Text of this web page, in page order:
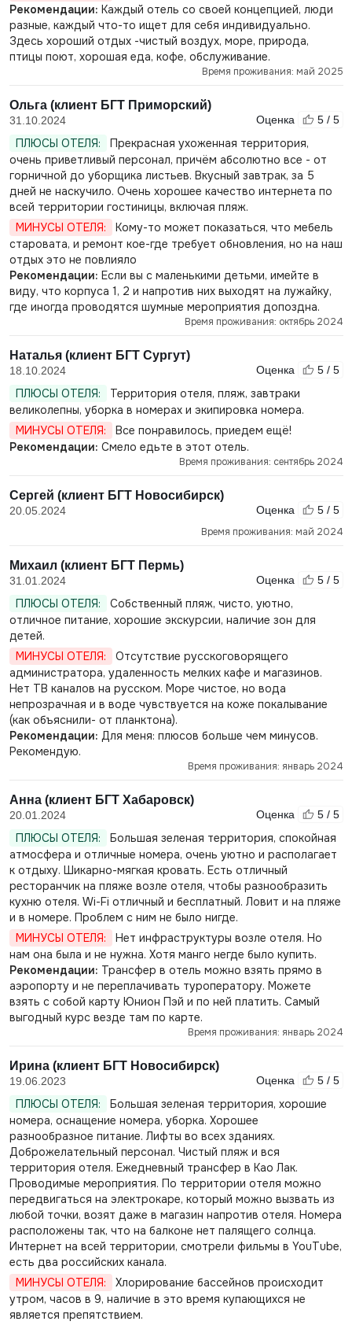
Рекомендации: Каждый отель со своей концепцией, люди
разные, каждый что-то ищет для себя индивидуально.
Здесь хороший отдых -чистый воздух, море, природа,
птицы поют, хорошая еда, кофе, обслуживание.
Время проживания: май 2025
Ольга (клиент БГТ Приморский)
31.10.2024 Оценка 5 / 5
ПЛЮСЫ ОТЕЛЯ:
Прекрасная ухоженная территория,
очень приветливый персонал, причём абсолютно все - от
горничной до уборщика листьев. Вкусный завтрак, за 5
дней не наскучило. Очень хорошее качество интернета по
всей территории гостиницы, включая пляж.
МИНУСЫ ОТЕЛЯ:
Кому-то может показаться, что мебель
старовата, и ремонт кое-где требует обновления, но на наш
отдых это не повлияло
Рекомендации: Если вы с маленькими детьми, имейте в
виду, что корпуса 1, 2 и напротив них выходят на лужайку,
где иногда проводятся шумные мероприятия допоздна.
Время проживания: октябрь 2024
Наталья (клиент БГТ Сургут)
18.10.2024 Оценка 5 / 5
ПЛЮСЫ ОТЕЛЯ:
Территория отеля, пляж, завтраки
великолепны, уборка в номерах и экипировка номера.
МИНУСЫ ОТЕЛЯ:
Все понравилось, приедем ещё!
Рекомендации: Смело едьте в этот отель.
Время проживания: сентябрь 2024
Сергей (клиент БГТ Новосибирск)
20.05.2024 Оценка
5 / 5
Время проживания: май 2024
Михаил (клиент БГТ Пермь)
31.01.2024 Оценка 5 / 5
ПЛЮСЫ ОТЕЛЯ:
Собственный пляж, чисто, уютно,
отличное питание, хорошие экскурсии, наличие зон для
детей.
МИНУСЫ ОТЕЛЯ:
Отсутствие русскоговорящего
администратора, удаленность мелких кафе и магазинов.
Нет ТВ каналов на русском. Море чистое, но вода
непрозрачная и в воде чувствуется на коже покалывание
(как объяснили- от планктона).
Рекомендации: Для меня: плюсов больше чем минусов.
Рекомендую.
Время проживания: январь 2024
Анна (клиент БГТ Хабаровск)
20.01.2024 Оценка 5 / 5
ПЛЮСЫ ОТЕЛЯ:
Большая зеленая территория, спокойная
атмосфера и отличные номера, очень уютно и располагает
к отдыху. Шикарно-мягкая кровать. Есть отличный
ресторанчик на пляже возле отеля, чтобы разнообразить
кухню отеля. Wi-Fi отличный и бесплатный. Ловит и на пляже
и в номере. Проблем с ним не было нигде.
МИНУСЫ ОТЕЛЯ:
Нет инфраструктуры возле отеля. Но
нам она была и не нужна. Хотя манго негде было купить.
Рекомендации: Трансфер в отель можно взять прямо в
аэропорту и не переплачивать туроператору. Можете
взять с собой карту Юнион Пэй и по ней платить. Самый
выгодный курс везде там по карте.
Время проживания: январь 2024
Ирина (клиент БГТ Новосибирск)
19.06.2023 Оценка 5 / 5
ПЛЮСЫ ОТЕЛЯ:
Большая зеленая территория, хорошие
номера, оснащение номера, уборка. Хорошее
разнообразное питание. Лифты во всех зданиях.
Доброжелательный персонал. Чистый пляж и вся
территория отеля. Ежедневный трансфер в Као Лак.
Проводимые мероприятия. По территории отеля можно
передвигаться на электрокаре, который можно вызвать из
любой точки, возят даже в магазин напротив отеля. Номера
расположены так, что на балконе нет палящего солнца.
Интернет на всей территории, смотрели фильмы в YouTube,
есть два российских канала.
МИНУСЫ ОТЕЛЯ:
Хлорирование бассейнов происходит
утром, часов в 9, наличие в это время купающихся не
является препятствием.